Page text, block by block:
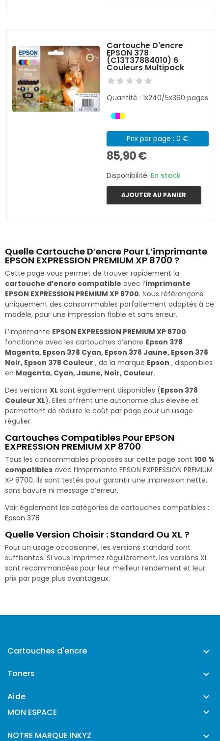
Cartouche D'encre
EPSON 378
(C13T37884010) 6
Couleurs Multipack
Quantité : 1x240/5x360 pages
Prix par page : 0 €
85,90 €
Disponibilité: En stock
AJOUTER AU PANIER
Quelle Cartouche D’encre Pour L’imprimante
EPSON EXPRESSION PREMIUM XP 8700 ?
Cette page vous permet de trouver rapidement la
cartouche d’encre compatible avec l’imprimante
EPSON EXPRESSION PREMIUM XP 8700. Nous référençons
uniquement des consommables parfaitement adaptés à ce
modèle, pour une impression fiable et sans erreur.
L’imprimante EPSON EXPRESSION PREMIUM XP 8700
fonctionne avec les cartouches d’encre Epson 378
Magenta, Epson 378 Cyan, Epson 378 Jaune, Epson 378
Noir, Epson 378 Couleur , de la marque Epson , disponibles
en Magenta, Cyan, Jaune, Noir, Couleur.
Des versions XL sont également disponibles (Epson 378
Couleur XL). Elles offrent une autonomie plus élevée et
permettent de réduire le coût par page pour un usage
régulier.
Cartouches Compatibles Pour EPSON
EXPRESSION PREMIUM XP 8700
Tous les consommables proposés sur cette page sont 100 %
compatibles avec l’imprimante EPSON EXPRESSION PREMIUM
XP 8700. Ils sont testés pour garantir une impression nette,
sans bavure ni message d’erreur.
Voir également les catégories de cartouches compatibles :
Epson 378
Quelle Version Choisir : Standard Ou XL ?
Pour un usage occasionnel, les versions standard sont
suffisantes. Si vous imprimez régulièrement, les versions XL
sont recommandées pour leur meilleur rendement et leur
prix par page plus avantageux.
Cartouches d'encre 
Toners 
Aide 
MON ESPACE 
NOTRE MARQUE INKYZ 